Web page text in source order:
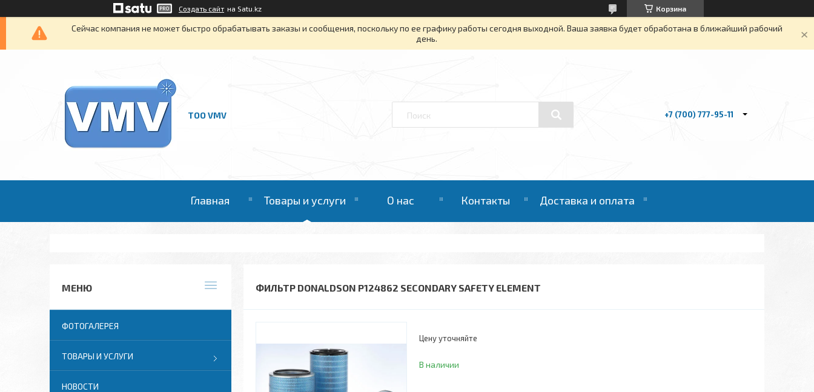
Создать сайт на Satu.kz Корзина
Сейчас компания не может быстро обрабатывать заказы и сообщения, поскольку по ее графику работы сегодня выходной. Ваша заявка будет обработана в ближайший рабочий
день.
ТОО VMV +7 (700) 777-95-11
Главная Товары и услуги О нас Контакты Доставка и оплата
ФИЛЬТР DONALDSON P124862 SECONDARY SAFETY ELEMENT
Цену уточняйте
В наличии
ФОТОГАЛЕРЕЯ
ТОВАРЫ И УСЛУГИ
НОВОСТИ